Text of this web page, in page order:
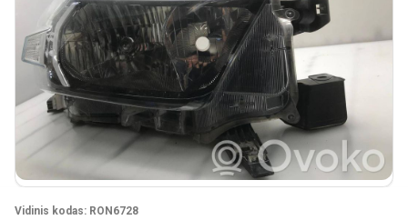
Vidinis kodas: RON6728